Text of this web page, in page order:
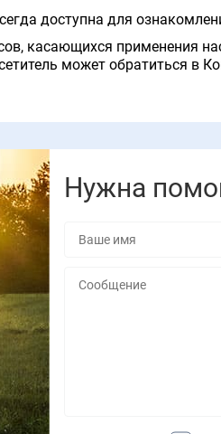
доступна для
касающихся применения
может обратиться в
Нужна